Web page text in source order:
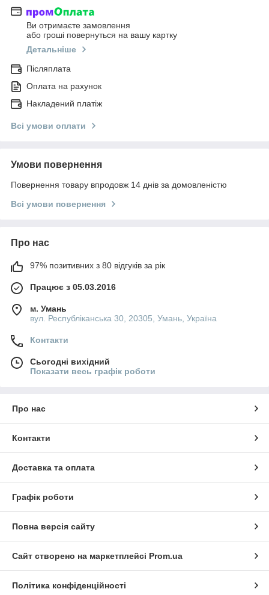
Ви отримаєте замовлення
або гроші повернуться на вашу картку
Детальніше
Післяплата
Оплата на рахунок
Накладений платіж
Всі умови оплати
Умови повернення
Повернення товару впродовж 14 днів за домовленістю
Всі умови повернення
Про нас
97% позитивних з 80 відгуків за рік
Працює з 05.03.2016
м. Умань
вул. Республіканська 30, 20305, Умань, Україна
Контакти
Сьогодні вихідний
Показати весь графік роботи
Про нас
Контакти
Доставка та оплата
Графік роботи
Повна версія сайту
Сайт створено на маркетплейсі Prom.ua
Політика конфіденційності